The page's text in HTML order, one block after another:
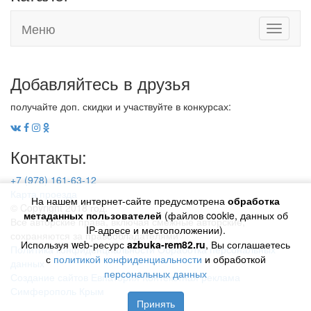
На нашем интернет-сайте предусмотрена обработка
метаданных пользователей (файлов cookie, данных об
IP-адресе и местоположении).
Используя web-ресурс azbuka-rem82.ru, Вы соглашаетесь
с политикой конфиденциальности и обработкой
персональных данных
Принять
Toggle
Меню
Добавляйтесь в друзья
получайте доп. скидки и участвуйте в конкурсах:
Контакты:
+7 (978) 161-63-12
© Copyright 2018 год.
Все авторские права, включая смежные авторские,
сохраняются за правообладателями
Политика конфиденциальности Обработка персональных
Создание сайтов ЕвпаторияКонтекстная реклама